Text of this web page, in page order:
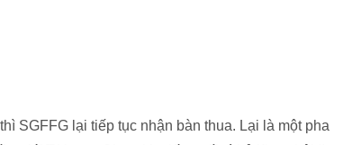
SGFFG lại tiếp tục nhận bàn thua. Lại là một pha